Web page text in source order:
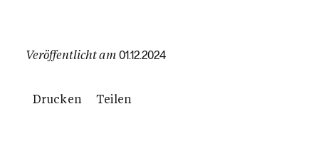
Veröffentlicht am 01.12.2024
Drucken Teilen